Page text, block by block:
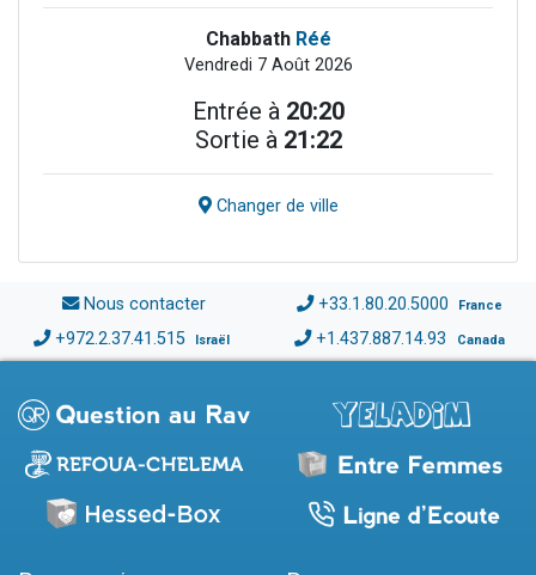
Chabbath Réé
Vendredi 7 Août 2026
Entrée à 20:20
Sortie à 21:22
Changer de ville
Nous contacter +33.1.80.20.5000 France
+972.2.37.41.515 Israël +1.437.887.14.93 Canada